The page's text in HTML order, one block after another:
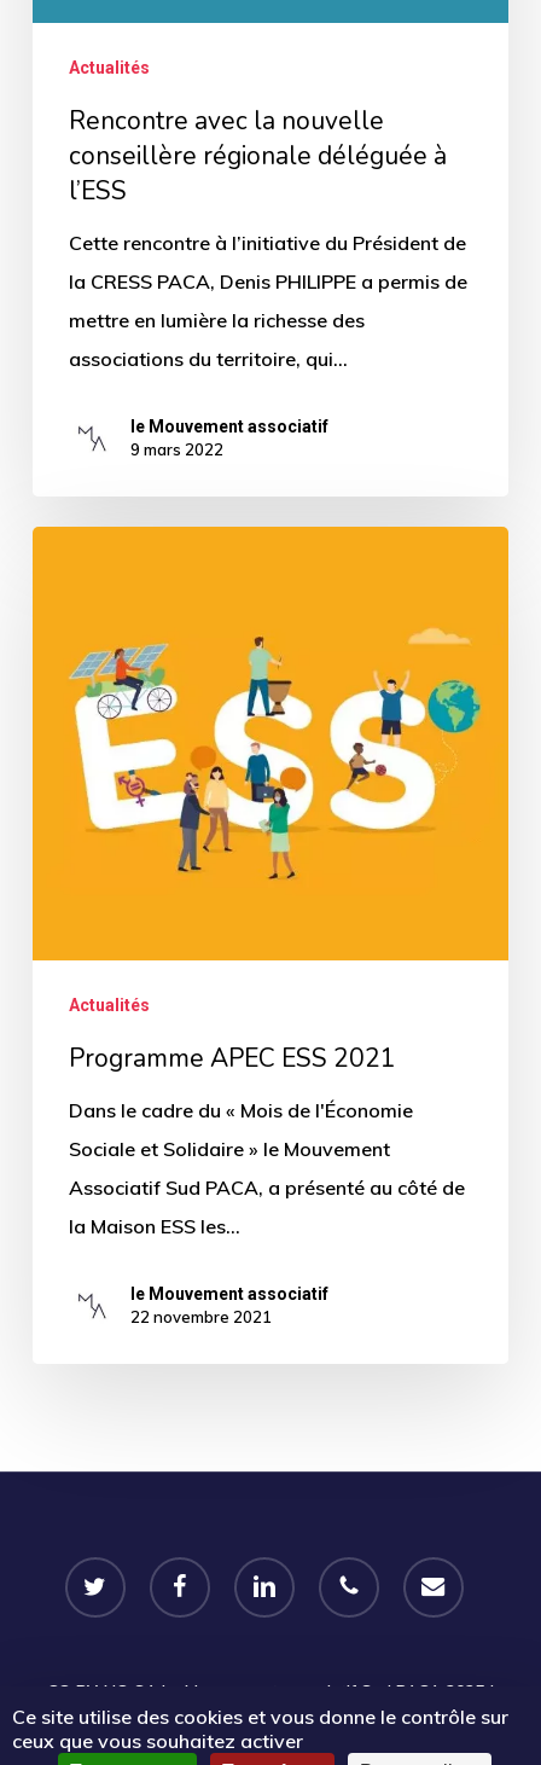
Actualités
Rencontre avec la nouvelle
conseillère régionale déléguée à
l’ESS
Cette rencontre à l’initiative du Président de
la CRESS PACA, Denis PHILIPPE a permis de
mettre en lumière la richesse des
associations du territoire, qui…
le Mouvement associatif
9 mars 2022
2021
Actualités
Programme APEC ESS 2021
Dans le cadre du « Mois de l'Économie
Sociale et Solidaire » le Mouvement
Associatif Sud PACA, a présenté au côté de
la Maison ESS les…
le Mouvement associatif
22 novembre 2021
twitter facebook linkedin phone email
CC-BY-NC-SA Le Mouvement associatif Sud PACA 2025 |
Certains droits réservés |Mentions légales| Politique de
confidentialité
Ce site utilise des cookies et vous donne le contrôle sur
ceux que vous souhaitez activer